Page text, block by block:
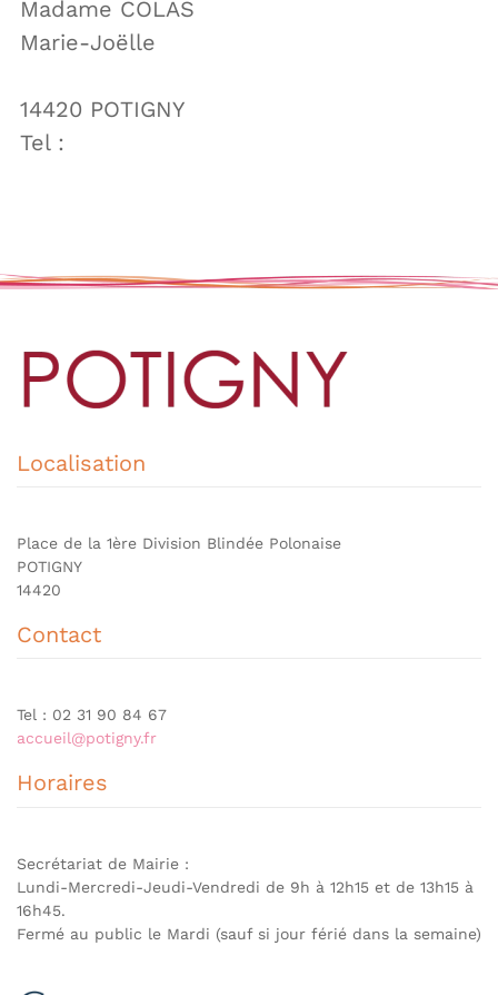
Madame COLAS
Marie-Joëlle
14420 POTIGNY
Tel :
Localisation
Place de la 1ère Division Blindée Polonaise
POTIGNY
14420
Contact
Tel : 02 31 90 84 67
accueil@potigny.fr
Horaires
Secrétariat de Mairie :
Lundi-Mercredi-Jeudi-Vendredi de 9h à 12h15 et de 13h15 à
16h45.
Fermé au public le Mardi (sauf si jour férié dans la semaine)